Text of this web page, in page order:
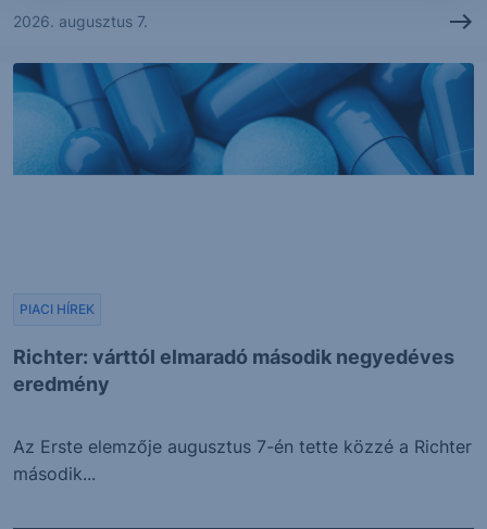
2026. augusztus 7.
Richter: várttól elmaradó második negyedéves
eredmény
PIACI HÍREK
Az Erste elemzője augusztus 7-én tette közzé a Richter
második...